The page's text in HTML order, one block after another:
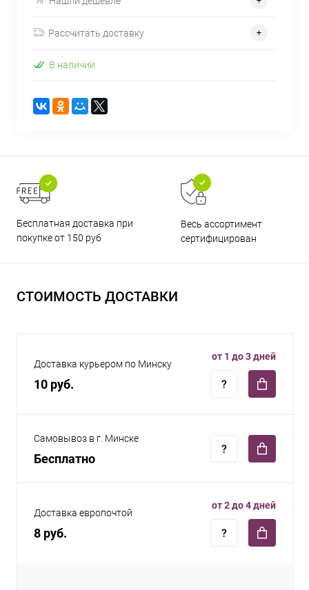
Рассчитать доставку
В наличии
Бесплатная доставка при
покупке от 150 руб
Весь ассортимент
сертифицирован
СТОИМОСТЬ ДОСТАВКИ
Доставка курьером по Минску
10 руб.
от 1 до 3 дней
Самовывоз в г. Минске
Бесплатно
Доставка европочтой
8 руб.
от 2 до 4 дней